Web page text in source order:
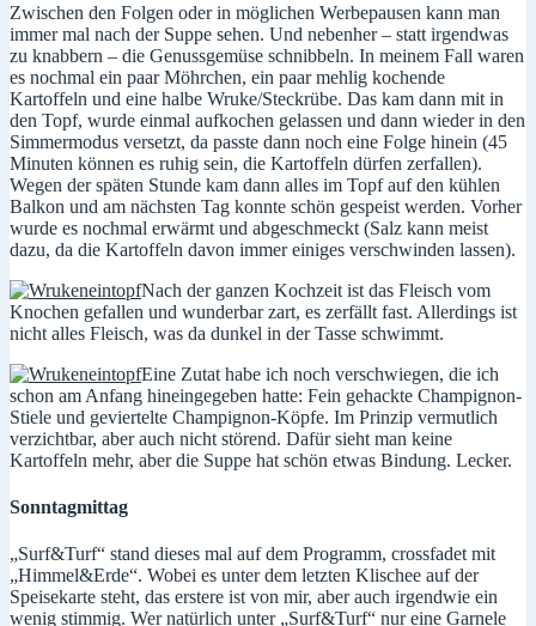
Zwischen den Folgen oder in möglichen Werbepausen kann man
immer mal nach der Suppe sehen. Und nebenher – statt irgendwas
zu knabbern – die Genussgemüse schnibbeln. In meinem Fall waren
es nochmal ein paar Möhrchen, ein paar mehlig kochende
Kartoffeln und eine halbe Wruke/Steckrübe. Das kam dann mit in
den Topf, wurde einmal aufkochen gelassen und dann wieder in den
Simmermodus versetzt, da passte dann noch eine Folge hinein (45
Minuten können es ruhig sein, die Kartoffeln dürfen zerfallen).
Wegen der späten Stunde kam dann alles im Topf auf den kühlen
Balkon und am nächsten Tag konnte schön gespeist werden. Vorher
wurde es nochmal erwärmt und abgeschmeckt (Salz kann meist
dazu, da die Kartoffeln davon immer einiges verschwinden lassen).
Nach der ganzen Kochzeit ist das Fleisch vom
Knochen gefallen und wunderbar zart, es zerfällt fast. Allerdings ist
nicht alles Fleisch, was da dunkel in der Tasse schwimmt.
Eine Zutat habe ich noch verschwiegen, die ich
schon am Anfang hineingegeben hatte: Fein gehackte Champignon-
Stiele und geviertelte Champignon-Köpfe. Im Prinzip vermutlich
verzichtbar, aber auch nicht störend. Dafür sieht man keine
Kartoffeln mehr, aber die Suppe hat schön etwas Bindung. Lecker.
Sonntagmittag
„Surf&Turf“ stand dieses mal auf dem Programm, crossfadet mit
„Himmel&Erde“. Wobei es unter dem letzten Klischee auf der
Speisekarte steht, das erstere ist von mir, aber auch irgendwie ein
wenig stimmig. Wer natürlich unter „Surf&Turf“ nur eine Garnele